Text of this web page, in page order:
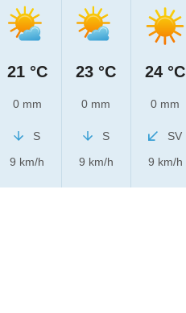
21 °C
0 mm
S
9 km/h
23 °C
0 mm
S
9 km/h
24 °C
0 mm
SV
9 km/h